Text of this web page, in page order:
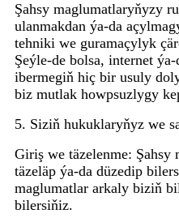
Şahsy maglumatlaryňyzy
ulanmakdan ýa-da
tehniki we guramaçylyk
Şeýle-de bolsa, internet
ibermegiň hiç bir usuly
biz mutlak howpsuzlygy
5. Siziň hukuklaryňyz we
Giriş we täzelenme:
täzeläp ýa-da düzedip
maglumatlar arkaly biziň
bilersiňiz.